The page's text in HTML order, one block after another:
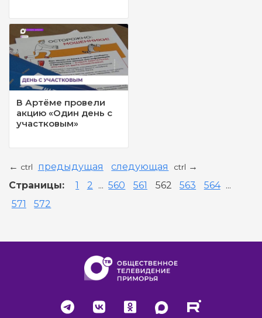
В Артёме провели
акцию «Один день с
участковым»
← ctrl предыдущая следующая ctrl →
Страницы: 1 2 ... 560 561 562 563 564 ...
571
572